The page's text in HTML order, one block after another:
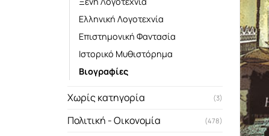
Ελληνική Λογοτεχνία
Επιστημονική Φαντασία
Ιστορικό Μυθιστόρημα
Βιογραφίες
Χωρίς κατηγορία (3)
Πολιτική - Οικονομία (478)